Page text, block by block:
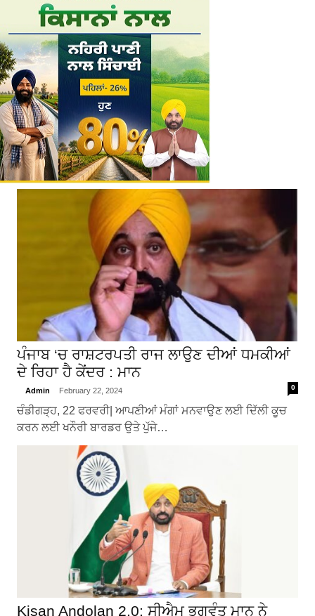
ਪੰਜਾਬ ‘ਚ ਰਾਸ਼ਟਰਪਤੀ ਰਾਜ ਲਾਉਣ ਦੀਆਂ ਧਮਕੀਆਂ
ਦੇ ਰਿਹਾ ਹੈ ਕੇਂਦਰ : ਮਾਨ
Admin February 22, 2024 0
ਚੰਡੀਗੜ੍ਹ, 22 ਫਰਵਰੀ| ਆਪਣੀਆਂ ਮੰਗਾਂ ਮਨਵਾਉਣ ਲਈ ਦਿੱਲੀ ਕੂਚ
ਕਰਨ ਲਈ ਖਨੌਰੀ ਬਾਰਡਰ ਉਤੇ ਪੁੱਜੇ…
Kisan Andolan 2.0: ਸੀਐਮ ਭਗਵੰਤ ਮਾਨ ਨੇ